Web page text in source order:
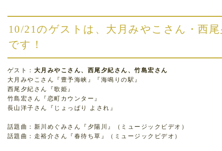
10/21のゲストは、大月みやこさん・西
です！
ゲスト： 大月みやこさん、西尾夕紀さん、竹島宏さん
大月みやこさん『豊予海峡』『海鳴りの駅』
西尾夕紀さん『歌姫』
竹島宏さん『恋町カウンター』
長山洋子さん『じょっぱり よされ』
話題曲：新川めぐみさん『夕陽川』（ミュージックビデオ）
話題曲：走裕介さん『春待ち草』（ミュージックビデオ）